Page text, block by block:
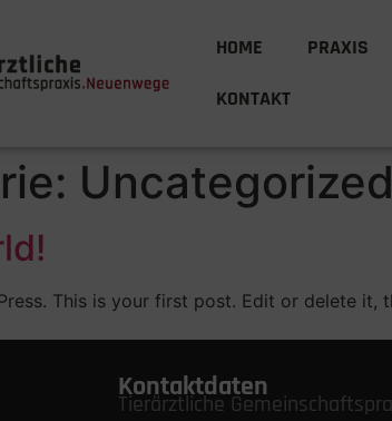
HOME PRAXIS
KONTAKT
Uncategorized
This is your first post. Edit or delete it,
Kontaktdaten
Tierärztliche